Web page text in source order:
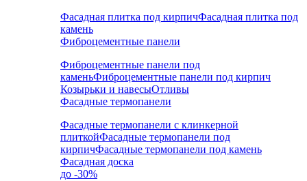
Фасадная плитка под кирпичФасадная плитка под
камень
Фиброцементные панели
Фиброцементные панели под
каменьФиброцементные панели под кирпич
Козырьки и навесыОтливы
Фасадные термопанели
Фасадные термопанели с клинкерной
плиткойФасадные термопанели под
кирпичФасадные термопанели под камень
Фасадная доска
до -30%